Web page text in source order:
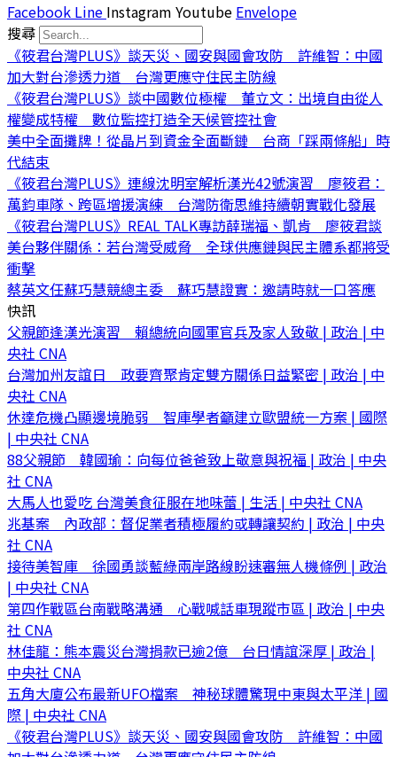
Facebook Line Instagram Youtube Envelope
搜尋
《筱君台灣PLUS》談天災、國安與國會攻防 許維智：中國
加大對台滲透力道 台灣更應守住民主防線
《筱君台灣PLUS》談中國數位極權 董立文：出境自由從人
權變成特權 數位監控打造全天候管控社會
美中全面攤牌！從晶片到資金全面斷鏈 台商「踩兩條船」時
代結束
《筱君台灣PLUS》連線沈明室解析漢光42號演習 廖筱君：
萬鈞車隊、跨區增援演練 台灣防衛思維持續朝實戰化發展
《筱君台灣PLUS》REAL TALK專訪薛瑞福、凱肯 廖筱君談
美台夥伴關係：若台灣受威脅 全球供應鏈與民主體系都將受
衝擊
蔡英文任蘇巧慧競總主委 蘇巧慧證實：邀請時就一口答應
快訊
父親節逢漢光演習 賴總統向國軍官兵及家人致敬 | 政治 | 中
央社 CNA
台灣加州友誼日 政要齊聚肯定雙方關係日益緊密 | 政治 | 中
央社 CNA
休達危機凸顯邊境脆弱 智庫學者籲建立歐盟統一方案 | 國際
| 中央社 CNA
88父親節 韓國瑜：向每位爸爸致上敬意與祝福 | 政治 | 中央
社 CNA
大馬人也愛吃 台灣美食征服在地味蕾 | 生活 | 中央社 CNA
兆基案 內政部：督促業者積極履約或轉讓契約 | 政治 | 中央
社 CNA
接待美智庫 徐國勇談藍綠兩岸路線盼速審無人機條例 | 政治
| 中央社 CNA
第四作戰區台南戰略溝通 心戰喊話車現蹤市區 | 政治 | 中央
社 CNA
林佳龍：熊本震災台灣捐款已逾2億 台日情誼深厚 | 政治 |
中央社 CNA
五角大廈公布最新UFO檔案 神秘球體驚現中東與太平洋 | 國
際 | 中央社 CNA
《筱君台灣PLUS》談天災、國安與國會攻防 許維智：中國